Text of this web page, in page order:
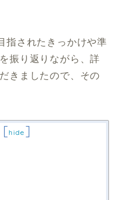
指されたきっかけや準
振り返りながら、詳
きましたので、その
[hide ]